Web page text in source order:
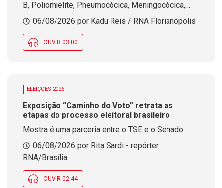
B, Poliomielite, Pneumocócica, Meningocócica,
Tríplice Viral e Pentavalente ainda não atingiram
06/08/2026 por Kadu Reis / RNA Florianópolis
OUVIR 03:00
ELEIÇÕES 2026
Exposição “Caminho do Voto” retrata as
etapas do processo eleitoral brasileiro
Mostra é uma parceria entre o TSE e o Senado
06/08/2026 por Rita Sardi - repórter
RNA/Brasília
OUVIR 02:44